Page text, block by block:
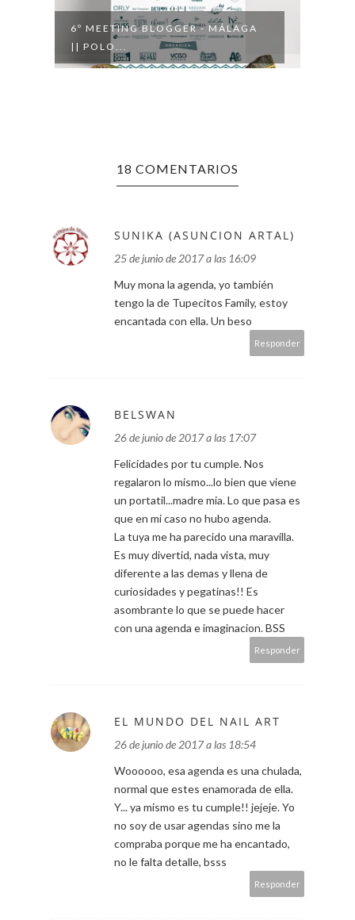
6º MEETING BLOGGER - MÁLAGA
|| POLO...
18 COMENTARIOS
SUNIKA (ASUNCION ARTAL)
25 de junio de 2017 a las 16:09
Muy mona la agenda, yo también
tengo la de Tupecitos Family, estoy
encantada con ella. Un beso
Responder
BELSWAN
26 de junio de 2017 a las 17:07
Felicidades por tu cumple. Nos
regalaron lo mismo...lo bien que viene
un portatil...madre mia. Lo que pasa es
que en mi caso no hubo agenda.
La tuya me ha parecido una maravilla.
Es muy divertid, nada vista, muy
diferente a las demas y llena de
curiosidades y pegatinas!! Es
asombrante lo que se puede hacer
con una agenda e imaginacion. BSS
Responder
EL MUNDO DEL NAIL ART
26 de junio de 2017 a las 18:54
Woooooo, esa agenda es una chulada,
normal que estes enamorada de ella.
Y... ya mismo es tu cumple!! jejeje. Yo
no soy de usar agendas sino me la
compraba porque me ha encantado,
no le falta detalle, bsss
Responder